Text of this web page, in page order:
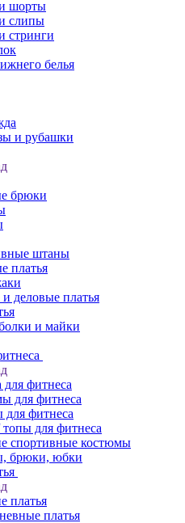
шорты
слипы
стринги
белья
и рубашки
брюки
штаны
платья
деловые платья
и майки
фитнеса
для фитнеса
фитнеса
для фитнеса
спортивные костюмы
брюки, юбки
платья
платья